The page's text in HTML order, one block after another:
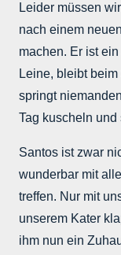
Leider müssen
nach einem
machen. Er ist
Leine, bleibt
springt
Tag kuscheln
Santos ist zwar
wunderbar mit
treffen. Nur mit
unserem Kater
ihm nun ein